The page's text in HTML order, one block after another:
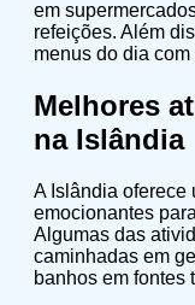
em
refeições. Além
menus do dia
Melhores
na Islândia
A Islândia oferece
emocionantes
Algumas das
caminhadas em
banhos em fontes